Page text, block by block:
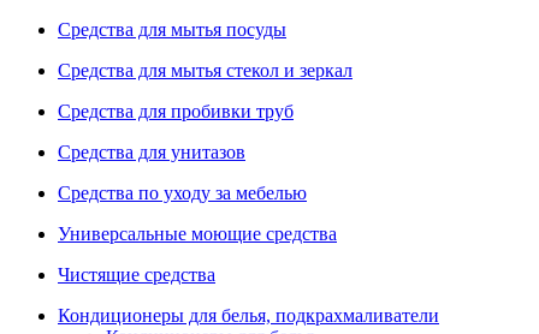
Средства для мытья посуды
Средства для мытья стекол и зеркал
Средства для пробивки труб
Средства для унитазов
Средства по уходу за мебелью
Универсальные моющие средства
Чистящие средства
Кондиционеры для белья, подкрахмаливатели